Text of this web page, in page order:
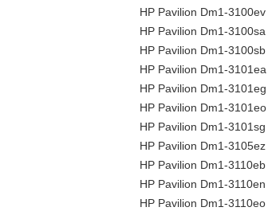
HP Pavilion Dm1-3100ev
HP Pavilion Dm1-3100sa
HP Pavilion Dm1-3100sb
HP Pavilion Dm1-3101ea
HP Pavilion Dm1-3101eg
HP Pavilion Dm1-3101eo
HP Pavilion Dm1-3101sg
HP Pavilion Dm1-3105ez
HP Pavilion Dm1-3110eb
HP Pavilion Dm1-3110en
HP Pavilion Dm1-3110eo